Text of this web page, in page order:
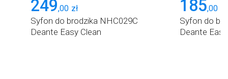
249,00 zł
Syfon do brodzika NHC029C
Deante Easy Clean
185,00
Syfon do
Deante